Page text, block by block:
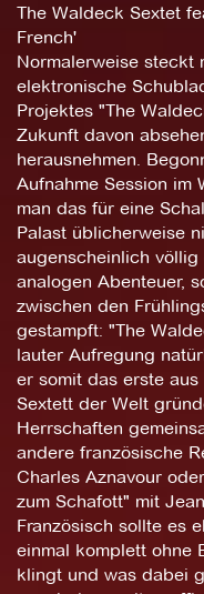
The Waldeck Sextet
French'
Normalerweise steckt
elektronische
Projektes "The
Zukunft davon
herausnehmen.
Aufnahme Session im
man das für eine
Palast üblicherweise
augenscheinlich
analogen Abenteuer,
zwischen den
gestampft: "The
lauter Aufregung
er somit das erste
Sextett der Welt
Herrschaften
andere französische
Charles Aznavour
zum Schafott" mit
Französisch sollte es
einmal komplett ohne
klingt und was dabei